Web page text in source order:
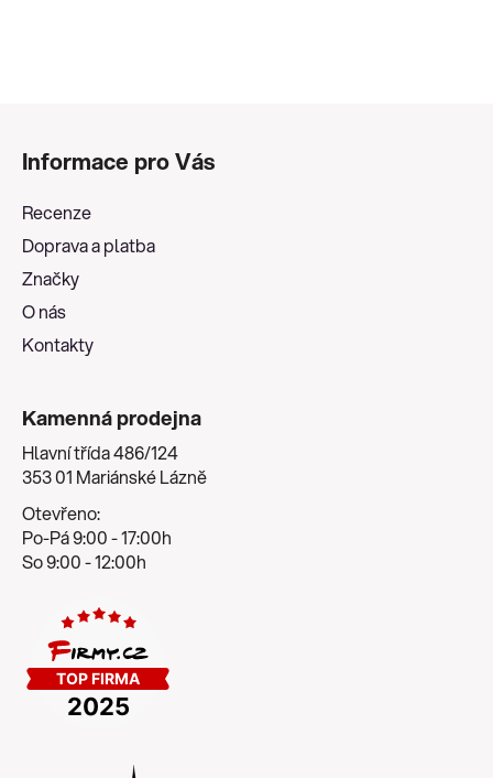
Informace pro Vás
Recenze
Doprava a platba
Značky
O nás
Kontakty
Kamenná prodejna
Hlavní třída 486/124
353 01 Mariánské Lázně
Otevřeno:
Po-Pá 9:00 - 17:00h
So 9:00 - 12:00h